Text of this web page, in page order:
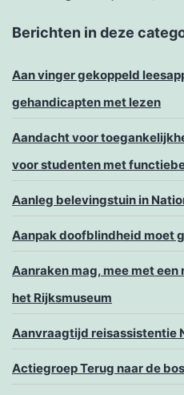
Berichten in deze
Aan vinger gekoppeld
gehandicapten met lezen
Aandacht voor
voor studenten met
Aanleg belevingstuin in
Aanpak doofblindheid moet
Aanraken mag, mee met
het Rijksmuseum
Aanvraagtijd reisassistentie
Actiegroep Terug naar de